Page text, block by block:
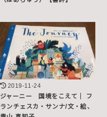
2019-11-24
ジャーニー 国境をこえて｜ フ
ランチェスカ・サンナ/文・絵、